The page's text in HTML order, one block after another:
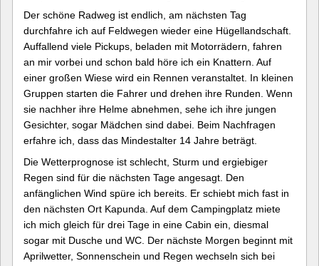
Der schöne Radweg ist endlich, am nächsten Tag
durchfahre ich auf Feldwegen wieder eine Hügellandschaft.
Auffallend viele Pickups, beladen mit Motorrädern, fahren
an mir vorbei und schon bald höre ich ein Knattern. Auf
einer großen Wiese wird ein Rennen veranstaltet. In kleinen
Gruppen starten die Fahrer und drehen ihre Runden. Wenn
sie nachher ihre Helme abnehmen, sehe ich ihre jungen
Gesichter, sogar Mädchen sind dabei. Beim Nachfragen
erfahre ich, dass das Mindestalter 14 Jahre beträgt.
Die Wetterprognose ist schlecht, Sturm und ergiebiger
Regen sind für die nächsten Tage angesagt. Den
anfänglichen Wind spüre ich bereits. Er schiebt mich fast in
den nächsten Ort Kapunda. Auf dem Campingplatz miete
ich mich gleich für drei Tage in eine Cabin ein, diesmal
sogar mit Dusche und WC. Der nächste Morgen beginnt mit
Aprilwetter, Sonnenschein und Regen wechseln sich bei